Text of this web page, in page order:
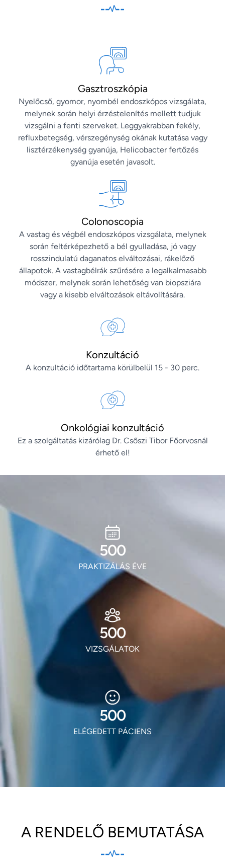
Gasztroszkópia
Nyelőcső, gyomor, nyombél endoszkópos vizsgálata,
melynek során helyi érzéstelenítés mellett tudjuk
vizsgálni a fenti szerveket. Leggyakrabban fekély,
refluxbetegség, vérszegénység okának kutatása vagy
lisztérzékenység gyanúja, Helicobacter fertőzés
gyanúja esetén javasolt.
Colonoscopia
A vastag és végbél endoszkópos vizsgálata, melynek
során feltérképezhető a bél gyulladása, jó vagy
rosszindulatú daganatos elváltozásai, rákelőző
állapotok. A vastagbélrák szűrésére a legalkalmasabb
módszer, melynek során lehetőség van biopsziára
vagy a kisebb elváltozások eltávolítására.
Konzultáció
A konzultáció időtartama körülbelül 15 - 30 perc.
Onkológiai konzultáció
Ez a szolgáltatás kizárólag Dr. Csőszi Tibor Főorvosnál
érhető el!
604
PRAKTIZÁLÁS ÉVE
604
VIZSGÁLATOK
604
ELÉGEDETT PÁCIENS
A RENDELŐ BEMUTATÁSA